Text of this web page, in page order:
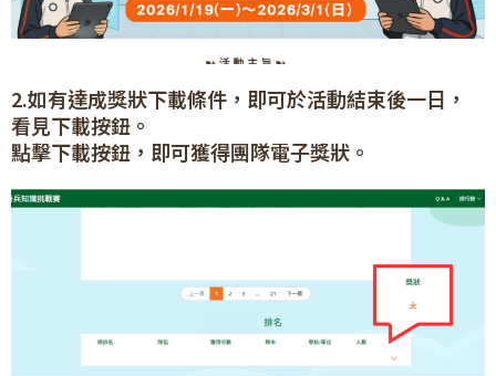
2.如有達成獎狀下載條件，即可於活動結束後一日，
看見下載按鈕。
點擊下載按鈕，即可獲得團隊電子獎狀。